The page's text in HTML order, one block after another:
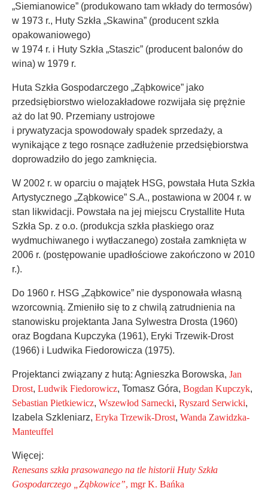
„Siemianowice” (produkowano tam wkłady do termosów)
w 1973 r., Huty Szkła „Skawina” (producent szkła
opakowaniowego)
w 1974 r. i Huty Szkła „Staszic” (producent balonów do
wina) w 1979 r.
Huta Szkła Gospodarczego „Ząbkowice” jako
przedsiębiorstwo wielozakładowe rozwijała się prężnie
aż do lat 90. Przemiany ustrojowe
i prywatyzacja spowodowały spadek sprzedaży, a
wynikające z tego rosnące zadłużenie przedsiębiorstwa
doprowadziło do jego zamknięcia.
W 2002 r. w oparciu o majątek HSG, powstała Huta Szkła
Artystycznego „Ząbkowice” S.A., postawiona w 2004 r. w
stan likwidacji. Powstała na jej miejscu Crystallite Huta
Szkła Sp. z o.o. (produkcja szkła płaskiego oraz
wydmuchiwanego i wytłaczanego) została zamknięta w
2006 r. (postępowanie upadłościowe zakończono w 2010
r.).
Do 1960 r. HSG „Ząbkowice” nie dysponowała własną
wzorcownią. Zmieniło się to z chwilą zatrudnienia na
stanowisku projektanta Jana Sylwestra Drosta (1960)
oraz Bogdana Kupczyka (1961), Eryki Trzewik-Drost
(1966) i Ludwika Fiedorowicza (1975).
Projektanci związany z hutą: Agnieszka Borowska, Jan
Drost, Ludwik Fiedorowicz, Tomasz Góra, Bogdan Kupczyk,
Sebastian Pietkiewicz, Wszewłod Sarnecki, Ryszard Serwicki,
Izabela Szkleniarz, Eryka Trzewik-Drost, Wanda Zawidzka-
Manteuffel
Więcej:
Renesans szkła prasowanego na tle historii Huty Szkła
Gospodarczego „Ząbkowice”, mgr K. Bańka